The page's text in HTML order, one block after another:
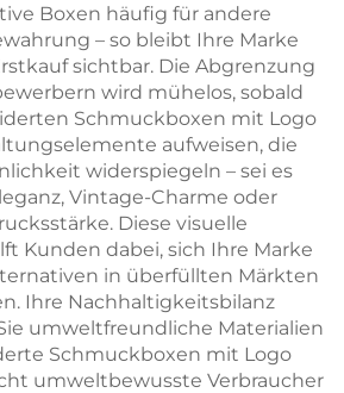
Boxen häufig für andere
– so bleibt Ihre Marke
sichtbar. Die Abgrenzung
wird mühelos, sobald
Schmuckboxen mit Logo
aufweisen, die
widerspiegeln – sei es
Vintage-Charme oder
Diese visuelle
Kunden dabei, sich Ihre Marke
in überfüllten Märkten
Ihre Nachhaltigkeitsbilanz
umweltfreundliche Materialien
Schmuckboxen mit Logo
umweltbewusste Verbraucher